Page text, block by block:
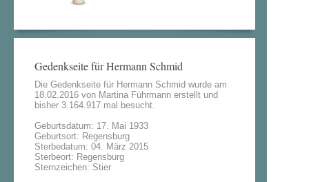
Gedenkseite für Hermann Schmid
Die Gedenkseite für Hermann Schmid wurde am
18.02.2016 von Martina Führmann erstellt und
bisher 3.164.917 mal besucht.
Geburtsdatum: 17. Mai 1933
Geburtsort: Regensburg
Sterbedatum: 04. März 2015
Sterbeort: Regensburg
Sternzeichen: Stier